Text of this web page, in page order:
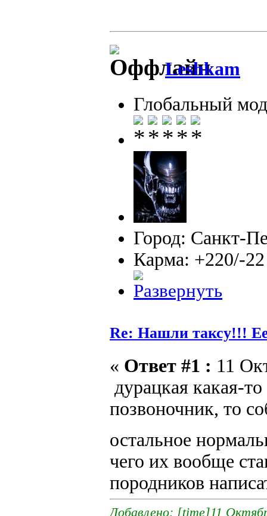
Leshkam
Глобальный
Город: Санкт-
Карма: +220/-22
Re: Нашли таксу!!!
« Ответ #1 : 11
дурацкая какая-
позвоночник, то
остальное
чего их вообще
породников
Добавлено: [time]11